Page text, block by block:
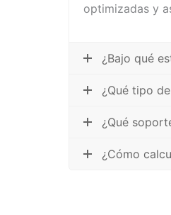
optimizadas y
¿Bajo qué
¿Qué tipo
¿Qué
¿Cómo